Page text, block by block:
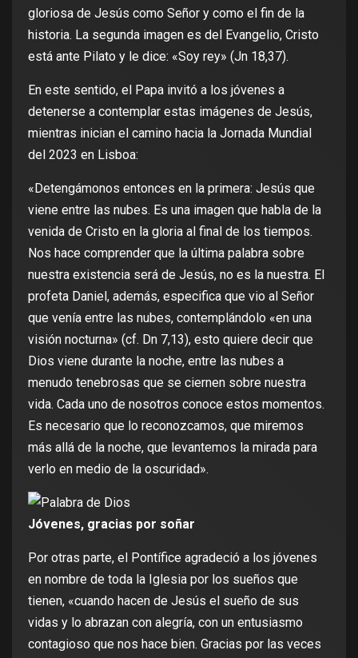
gloriosa de Jesús como Señor y como el fin de la
historia. La segunda imagen es del Evangelio, Cristo
está ante Pilato y le dice: «Soy rey» (Jn 18,37).
En este sentido, el Papa invitó a los jóvenes a
detenerse a contemplar estas imágenes de Jesús,
mientras inician el camino hacia la Jornada Mundial
del 2023 en Lisboa:
«Detengámonos entonces en la primera: Jesús que
viene entre las nubes. Es una imagen que habla de la
venida de Cristo en la gloria al final de los tiempos.
Nos hace comprender que la última palabra sobre
nuestra existencia será de Jesús, no es la nuestra. El
profeta Daniel, además, especifica que vio al Señor
que venía entre las nubes, contemplándolo «en una
visión nocturna» (cf. Dn 7,13), esto quiere decir que
Dios viene durante la noche, entre las nubes a
menudo tenebrosas que se ciernen sobre nuestra
vida. Cada uno de nosotros conoce estos momentos.
Es necesario que lo reconozcamos, que miremos
más allá de la noche, que levantemos la mirada para
verlo en medio de la oscuridad».
Jóvenes, gracias por soñar
Por otras parte, el Pontífice agradeció a los jóvenes
en nombre de toda la Iglesia por los sueños que
tienen, «cuando hacen de Jesús el sueño de sus
vidas y lo abrazan con alegría, con un entusiasmo
contagioso que nos hace bien. Gracias por las veces